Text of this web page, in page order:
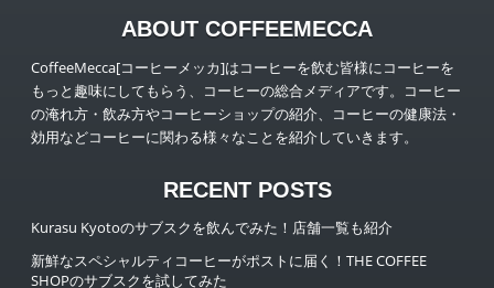
ABOUT COFFEEMECCA
CoffeeMecca[コーヒーメッカ]はコーヒーを飲む皆様にコーヒーを
もっと趣味にしてもらう、コーヒーの総合メディアです。コーヒー
の淹れ方・飲み方やコーヒーショップの紹介、コーヒーの健康法・
効用などコーヒーに関わる様々なことを紹介していきます。
RECENT POSTS
Kurasu Kyotoのサブスクを飲んでみた！店舗一覧も紹介
新鮮なスペシャルティコーヒーがポストに届く！THE COFFEE
SHOPのサブスクを試してみた